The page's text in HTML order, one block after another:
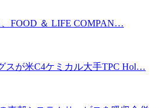
FOOD ＆ LIFE COMPAN…
スが米C4ケミカル大手TPC Hol…